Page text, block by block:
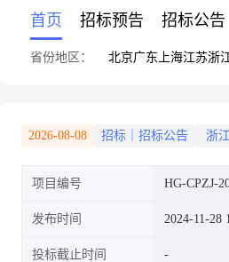
首页 招标预告 招标公告
省份地区： 北京广东 上海江苏浙
2026-08-08 招标｜招标公告 浙
项目编号 HG-CPZJ-
发布时间 2024-11-28
投标截止时间